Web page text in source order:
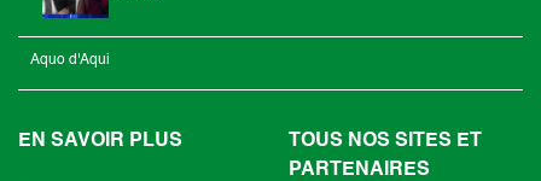
Aquo d'Aqui
EN SAVOIR PLUS
TOUS NOS SITES ET
PARTENAIRES